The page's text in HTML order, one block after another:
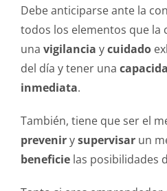
Debe anticiparse ante la
todos los elementos que la
una vigilancia ycuidado
del día y tener una
inmediata.
También, tiene que ser el
prevenirysupervisarun
beneficielas posibilidades